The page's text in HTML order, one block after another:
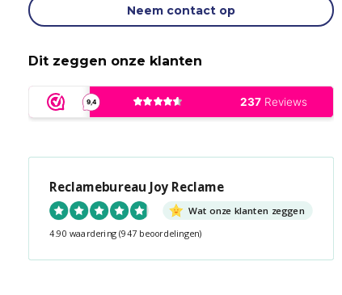
Neem contact op
Dit zeggen onze klanten
Reclamebureau Joy Reclame
Wat onze klanten zeggen
4.90 waardering (947 beoordelingen)